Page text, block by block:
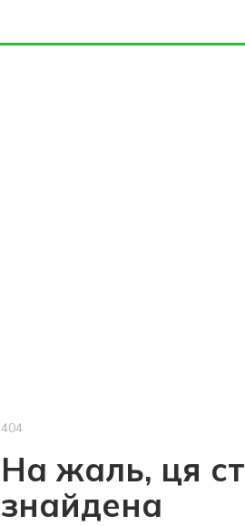
404
На жаль, ця
знайдена